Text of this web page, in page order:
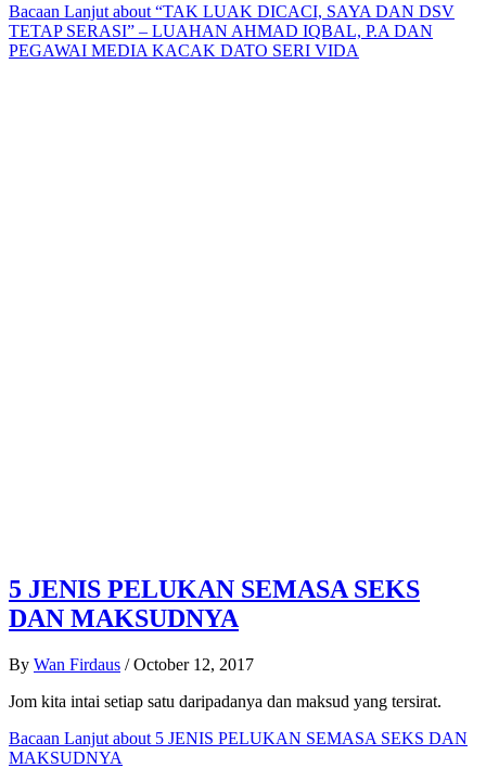
Bacaan Lanjut about “TAK LUAK DICACI, SAYA DAN DSV
TETAP SERASI” – LUAHAN AHMAD IQBAL, P.A DAN
PEGAWAI MEDIA KACAK DATO SERI VIDA
5 JENIS PELUKAN SEMASA SEKS
DAN MAKSUDNYA
By Wan Firdaus / October 12, 2017
Jom kita intai setiap satu daripadanya dan maksud yang tersirat.
Bacaan Lanjut about 5 JENIS PELUKAN SEMASA SEKS DAN
MAKSUDNYA